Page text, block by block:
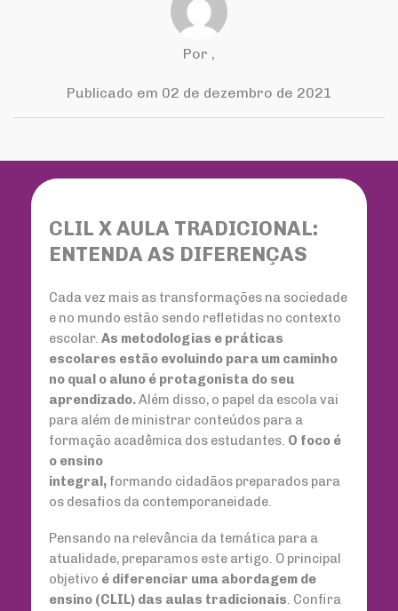
Por ,
Publicado em 02 de dezembro de 2021
CLIL X AULA TRADICIONAL:
ENTENDA AS DIFERENÇAS
Cada vez mais as transformações na sociedade
e no mundo estão sendo refletidas no contexto
escolar. As metodologias e práticas
escolares estão evoluindo para um caminho
no qual o aluno é protagonista do seu
aprendizado.Além disso, o papel da escola vai
para além de ministrar conteúdos para a
formação acadêmica dos estudantes. O foco é
o ensino
integral, formando cidadãos preparados para
os desafios da contemporaneidade.
Pensando na relevância da temática para a
atualidade, preparamos este artigo. O principal
objetivo é diferenciar uma abordagem de
ensino (CLIL) das aulas tradicionais. Confira